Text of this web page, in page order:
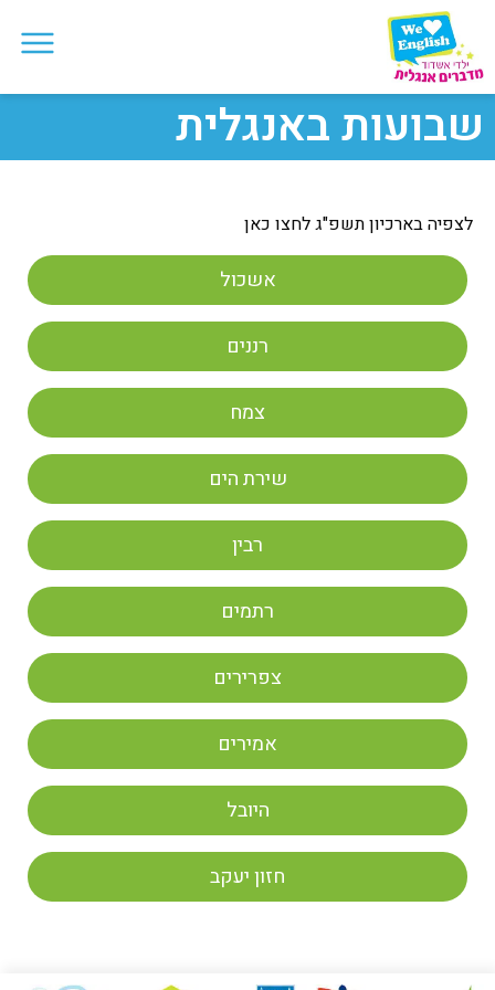
שבועות באנגלית
לצפיה בארכיון תשפ"ג לחצו כאן
אשכול
רננים
צמח
שירת הים
רבין
רתמים
צפרירים
אמירים
היובל
חזון יעקב